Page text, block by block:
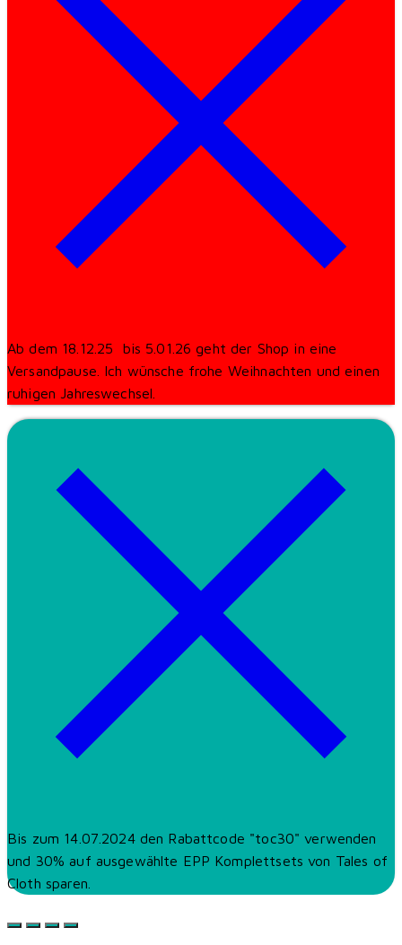
Ab dem 18.12.25 bis 5.01.26 geht der Shop in eine
Versandpause. Ich wünsche frohe Weihnachten und einen
ruhigen Jahreswechsel.
Bis zum 14.07.2024 den Rabattcode "toc30" verwenden
und 30% auf ausgewählte EPP Komplettsets von Tales of
Cloth sparen.